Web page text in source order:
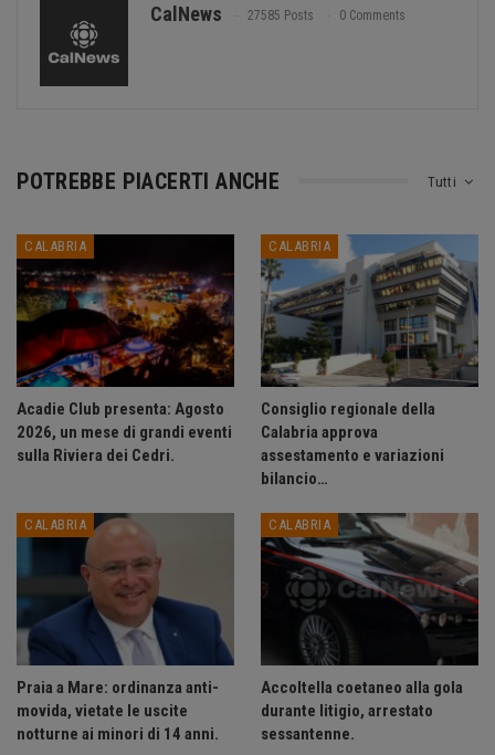
CalNews 27585 Posts 0 Comments
Tutti
POTREBBE PIACERTI ANCHE
CALABRIA
Acadie Club presenta: Agosto
2026, un mese di grandi eventi
sulla Riviera dei Cedri.
CALABRIA
Consiglio regionale della
Calabria approva
assestamento e variazioni
bilancio…
CALABRIA
Praia a Mare: ordinanza anti-
movida, vietate le uscite
notturne ai minori di 14 anni.
CALABRIA
Accoltella coetaneo alla gola
durante litigio, arrestato
sessantenne.